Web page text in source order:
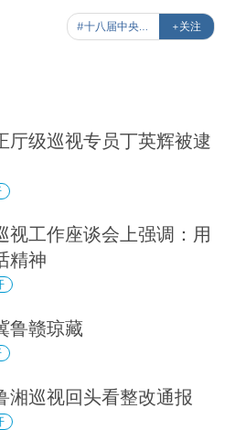
#十八届中央第十轮巡视反馈 +关注
厅级巡视专员丁英辉被逮
视工作座谈会上强调：用
精神
鲁赣琼藏
湘巡视回头看整改通报